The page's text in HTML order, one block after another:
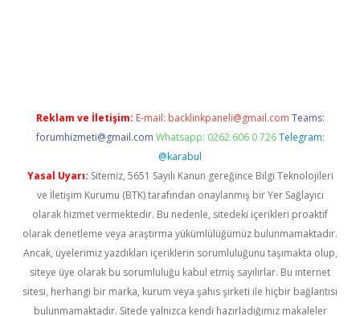
Reklam ve İletişim: E-mail: backlinkpaneli@gmail.com Teams:
forumhizmeti@gmail.com Whatsapp: 0262 606 0 726 Telegram:
@karabul
Yasal Uyarı: Sitemiz, 5651 Sayılı Kanun gereğince Bilgi Teknolojileri
ve İletişim Kurumu (BTK) tarafından onaylanmış bir Yer Sağlayıcı
olarak hizmet vermektedir. Bu nedenle, sitedeki içerikleri proaktif
olarak denetleme veya araştırma yükümlülüğümüz bulunmamaktadır.
Ancak, üyelerimiz yazdıkları içeriklerin sorumluluğunu taşımakta olup,
siteye üye olarak bu sorumluluğu kabul etmiş sayılırlar. Bu internet
sitesi, herhangi bir marka, kurum veya şahıs şirketi ile hiçbir bağlantısı
bulunmamaktadır. Sitede yalnızca kendi hazırladığımız makaleler